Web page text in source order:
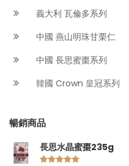
義大利 瓦倫多系列
中國 燕山明珠甘栗仁
中國 長思蜜棗系列
韓國 Crown 皇冠系列
暢銷商品
長思水晶蜜棗235g